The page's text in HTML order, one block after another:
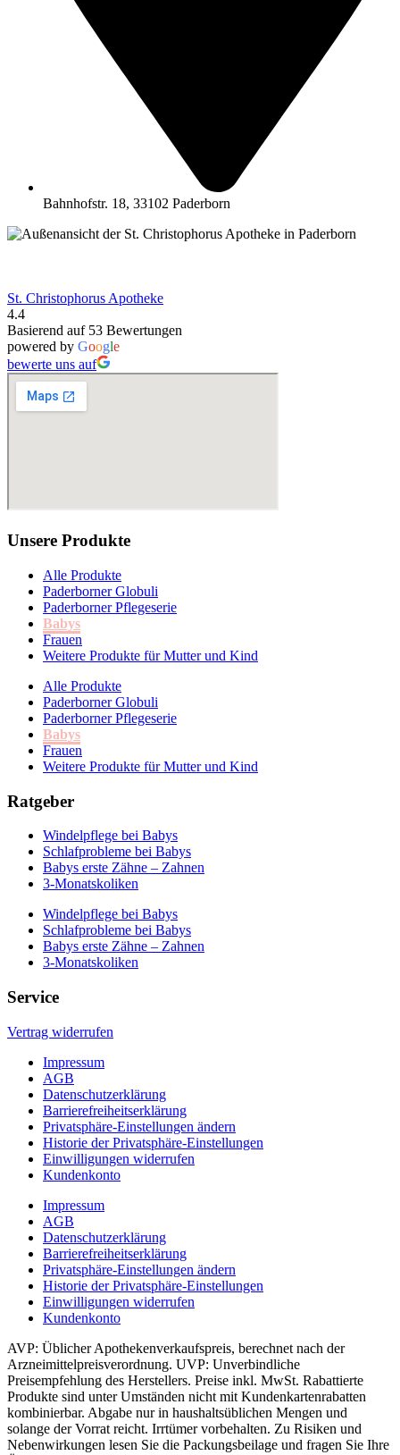
Bahnhofstr. 18, 33102 Paderborn
St. Christophorus Apotheke
4.4
Basierend auf 53 Bewertungen
powered by Google
bewerte uns auf
Unsere Produkte
Alle Produkte
Paderborner Globuli
Paderborner Pflegeserie
Babys
Frauen
Weitere Produkte für Mutter und Kind
Alle Produkte
Paderborner Globuli
Paderborner Pflegeserie
Babys
Frauen
Weitere Produkte für Mutter und Kind
Ratgeber
Windelpflege bei Babys
Schlafprobleme bei Babys
Babys erste Zähne – Zahnen
3-Monatskoliken
Windelpflege bei Babys
Schlafprobleme bei Babys
Babys erste Zähne – Zahnen
3-Monatskoliken
Service
Vertrag widerrufen
Impressum
AGB
Datenschutzerklärung
Barrierefreiheitserklärung
Privatsphäre-Einstellungen ändern
Historie der Privatsphäre-Einstellungen
Einwilligungen widerrufen
Kundenkonto
Impressum
AGB
Datenschutzerklärung
Barrierefreiheitserklärung
Privatsphäre-Einstellungen ändern
Historie der Privatsphäre-Einstellungen
Einwilligungen widerrufen
Kundenkonto
AVP: Üblicher Apothekenverkaufspreis, berechnet nach der
Arzneimittelpreisverordnung. UVP: Unverbindliche
Preisempfehlung des Herstellers. Preise inkl. MwSt. Rabattierte
Produkte sind unter Umständen nicht mit Kundenkartenrabatten
kombinierbar. Abgabe nur in haushaltsüblichen Mengen und
solange der Vorrat reicht. Irrtümer vorbehalten. Zu Risiken und
Nebenwirkungen lesen Sie die Packungsbeilage und fragen Sie Ihre